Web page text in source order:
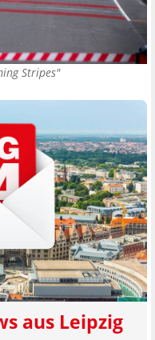
Stripes"
aus Leipzig